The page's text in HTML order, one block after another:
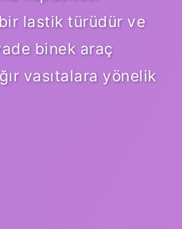
lastik türüdür ve
binek araç
vasıtalara yönelik